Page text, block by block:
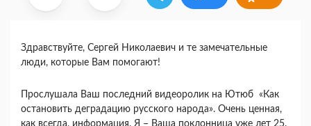
Здравствуйте, Сергей Николаевич и те замечательные
люди, которые Вам помогают!
Прослушала Ваш последний видеоролик на Ютюб «Как
остановить деградацию русского народа». Очень ценная,
как всегда, информация. Я – Ваша поклонница уже лет 25.